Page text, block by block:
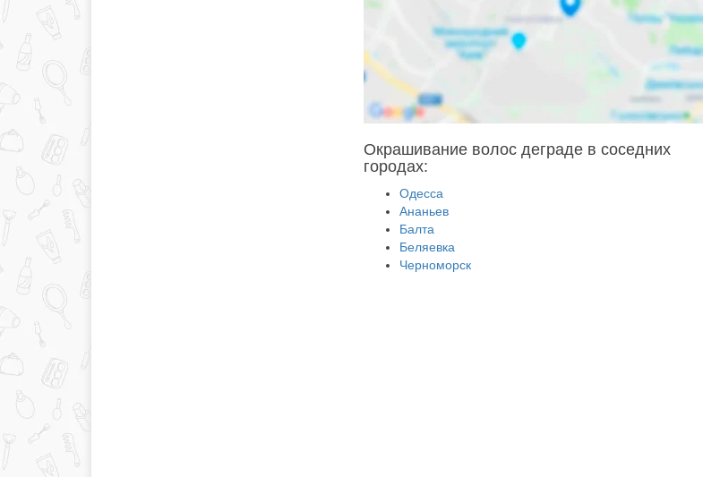
Окрашивание волос деграде в соседних
городах:
Одесса
Ананьев
Балта
Беляевка
Черноморск